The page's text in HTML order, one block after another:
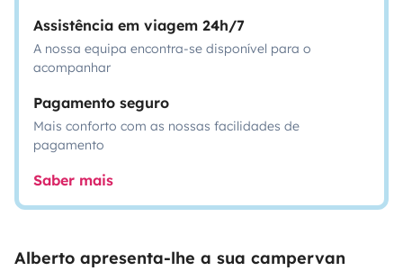
Assistência em viagem 24h/7
A nossa equipa encontra-se disponível para o
acompanhar
Pagamento seguro
Mais conforto com as nossas facilidades de
pagamento
Saber mais
Alberto apresenta-lhe a sua campervan